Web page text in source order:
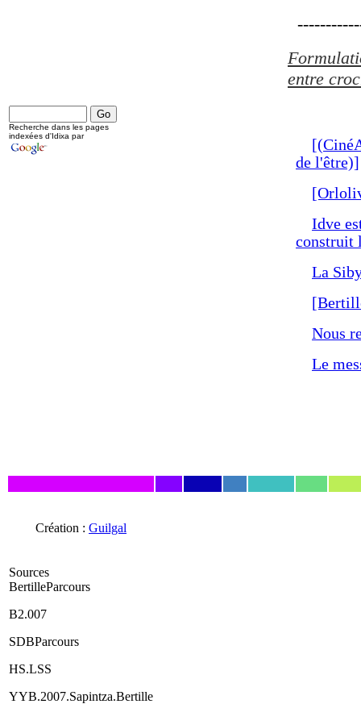
entre
de l'être)]
Idve
construit
La
Nous
Le
Recherche dans les pages
indexées d'Idixa par
Création : Guilgal
Sources
BertilleParcours
B2.007
SDBParcours
HS.LSS
YYB.2007.Sapintza.Bertille